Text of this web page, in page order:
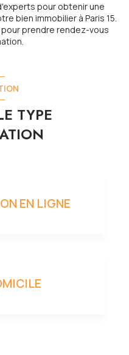
pour obtenir une
bien immobilier à Paris 15.
prendre rendez-vous
TYPE
EN LIGNE